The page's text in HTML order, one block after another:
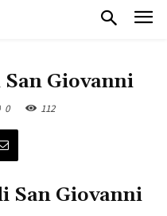
Giovanni
0 112
San Giovanni